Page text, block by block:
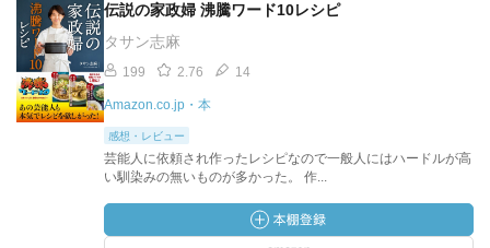
伝説の家政婦 沸騰ワード10レシピ
タサン志麻
199 2.76 14
Amazon.co.jp・本
感想・レビュー
芸能人に依頼され作ったレシピなので一般人にはハードルが高
い馴染みの無いものが多かった。 作...